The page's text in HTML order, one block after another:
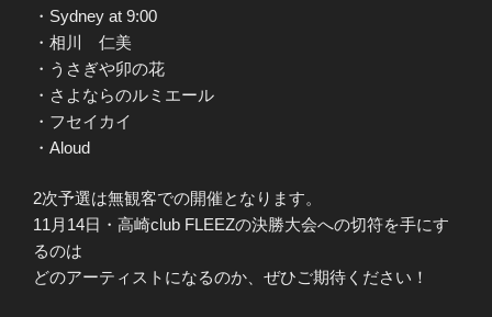
・Sydney at 9:00
・相川 仁美
・うさぎや卯の花
・さよならのルミエール
・フセイカイ
・Aloud
2次予選は無観客での開催となります。
11月14日・高崎club FLEEZの決勝大会への切符を手にす
るのは
どのアーティストになるのか、ぜひご期待ください！